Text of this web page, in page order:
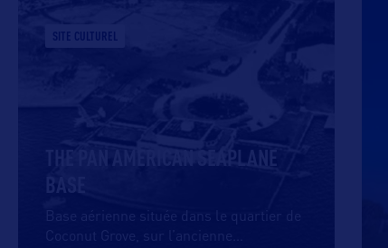
SITE CULTUREL
THE PAN AMERICAN SEAPLANE
BASE
Base aérienne située dans le quartier de
Coconut Grove, sur l’ancienne